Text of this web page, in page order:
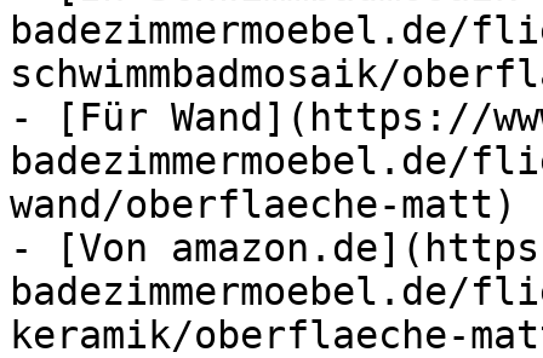
schwimmbadmosaik/
- [Für Wand](https://
wand/oberflaeche-
- [Von
badezimmermoebel.de/
keramik/oberflaeche-